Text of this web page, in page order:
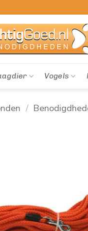
Vogels
/